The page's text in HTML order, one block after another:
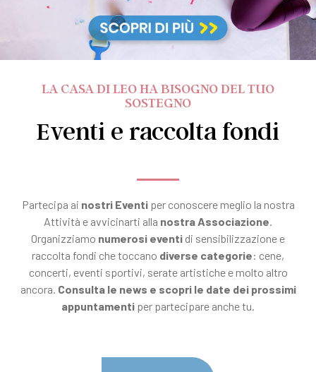
LA CASA DI LEO HA BISOGNO DEL TUO
SOSTEGNO
Eventi e raccolta fondi
Partecipa ai nostri Eventiper conoscere meglio la nostra
Attività e avvicinarti alla nostra Associazione.
Organizziamo numerosi eventi di sensibilizzazione e
raccolta fondi che toccano diverse categorie: cene,
concerti, eventi sportivi, serate artistiche e molto altro
ancora. Consulta le news e scopri le date dei prossimi
appuntamenti per partecipare anche tu.